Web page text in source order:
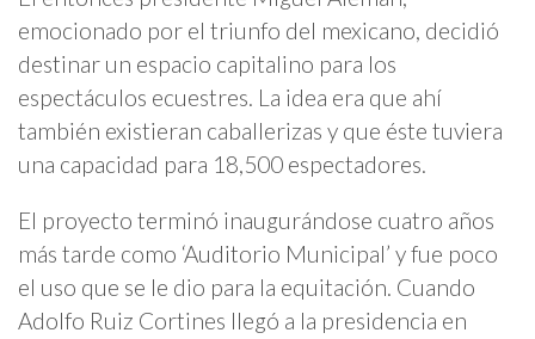
emocionado por el triunfo del mexicano, decidió
destinar un espacio capitalino para los
espectáculos ecuestres. La idea era que ahí
también existieran caballerizas y que éste tuviera
una capacidad para 18,500 espectadores.
El proyecto terminó inaugurándose cuatro años
más tarde como ‘Auditorio Municipal’ y fue poco
el uso que se le dio para la equitación. Cuando
Adolfo Ruiz Cortines llegó a la presidencia en